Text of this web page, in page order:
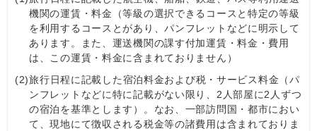
機関の運賃・料金（等級の選択できるコースと特定の等級
を利用するコースとがあり、パンフレットなどに明示して
あります。また、運送機関の課す付加運賃・料金・費用
は、この運賃・料金に含まれておりません）
(2)旅行日程に記載した宿泊料金および税・サービス料金（パ
ンフレットなどに特に記載がない限り、2人部屋に2人ずつ
の宿泊を基準とします）。なお、一部訪問国・都市におい
て、現地にて徴収される税金等の諸費用は含まれておりま